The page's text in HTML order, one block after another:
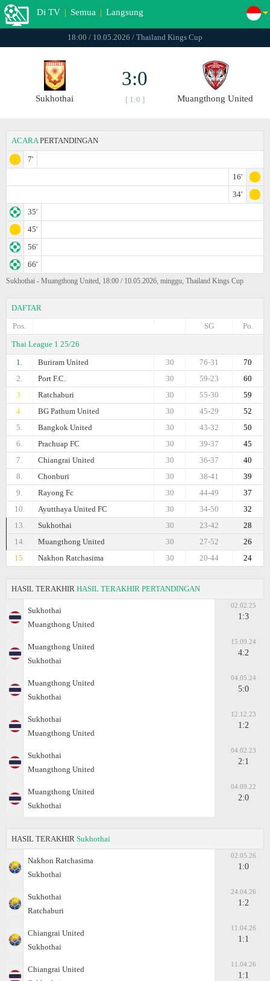
Di TV | Semua | Langsung
18:00 / 10.05.2026 / Thailand Kings Cup
Sukhothai
3:0
[ 1:0 ] Muangthong United
ACARA PERTANDINGAN
7'
16'
34'
35'
45'
56'
66'
Sukhothai - Muangthong United, 18:00 / 10.05.2026, minggu, Thailand Kings Cup
DAFTAR
Pos.
Po.
SG
Thai League 1 25/26
1.
Buriram United 70
76-31
30
2.
Port F.C. 60
59-23
30
3.
Ratchaburi 59
55-30
30
4.
BG Pathum United 52
45-29
30
5.
Bangkok United 50
43-32
30
6.
Prachuap FC 45
39-37
30
7.
Chiangrai United 40
36-37
30
8.
Chonburi 39
38-41
30
9.
Rayong Fc 37
44-49
30
10.
Ayutthaya United FC 32
34-50
30
13.
Sukhothai 28
23-42
30
14.
Muangthong United 26
27-52
30
15.
Nakhon Ratchasima 24
20-44
30
HASIL TERAKHIR HASIL TERAKHIR PERTANDINGAN
Sukhothai
Muangthong United
02.02.25
1:3
Muangthong United
Sukhothai
15.09.24
4:2
Muangthong United
Sukhothai
04.05.24
5:0
Sukhothai
Muangthong United
12.12.23
1:2
Sukhothai
Muangthong United
04.02.23
2:1
Muangthong United
Sukhothai
04.09.22
2:0
HASIL TERAKHIR Sukhothai
Nakhon Ratchasima
Sukhothai
02.05.26
1:0
Sukhothai
Ratchaburi
24.04.26
1:2
Chiangrai United
Sukhothai
11.04.26
1:1
Chiangrai United
11.04.26
1:1